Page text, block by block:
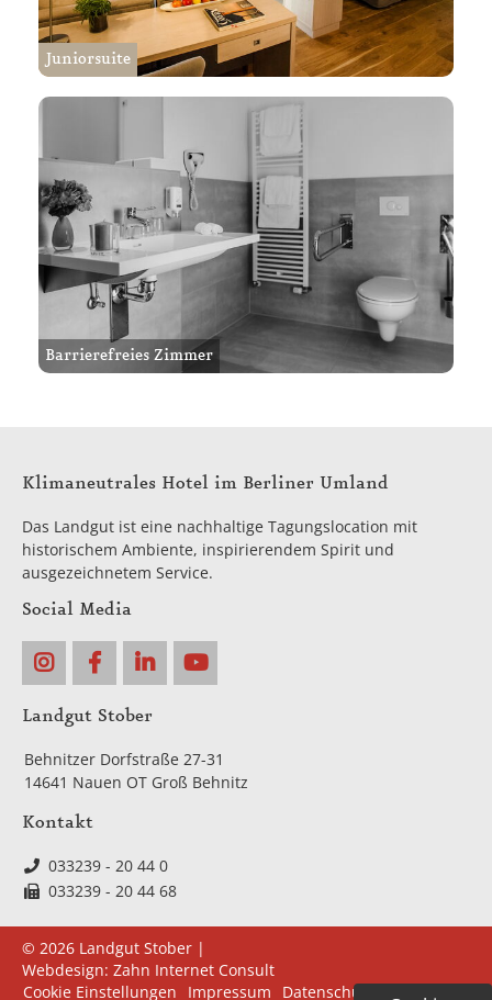
Juniorsuite
Barrierefreies Zimmer
Klimaneutrales Hotel im Berliner Umland
Das Landgut ist eine nachhaltige Tagungslocation mit
historischem Ambiente, inspirierendem Spirit und
ausgezeichnetem Service.
Social Media
Landgut Stober
Behnitzer Dorfstraße 27-31
14641 Nauen OT Groß Behnitz
Kontakt
033239 - 20 44 0
033239 - 20 44 68
© 2026 Landgut Stober |
Webdesign: Zahn Internet Consult
Navigation
Cookie Einstellungen Impressum Datenschutz